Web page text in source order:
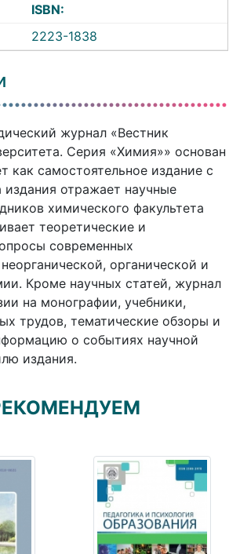
ISBN:
2223-1838
журнал «Вестник
Серия «Химия»» основан
как самостоятельное издание с
издания отражает научные
химического факультета
теоретические и
современных
органической и
Кроме научных статей, журнал
на монографии, учебники,
трудов, тематические обзоры и
о событиях научной
издания.